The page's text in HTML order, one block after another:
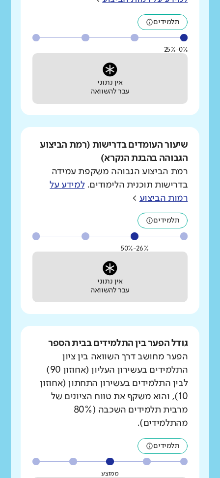
תלמידים
0%-25%
אין נתוני
עבר להשוואה
שיעור העומדים בדרישות (רמת הביצוע
הגבוהה בהבנת הנקרא)
רמת הביצוע הגבוהה משקפת עמידה
בדרישות תוכנית הלימודים.למידע על
רמות הביצוע >
תלמידים
26%-50%
אין נתוני
עבר להשוואה
גודל הפער בין התלמידים בבית הספר
הפער מחושב דרך השוואה בין ציון
התלמידים בעשירון העליון (אחוזון 90)
לבין התלמידים בעשירון התחתון (אחוזון
10), והוא משקף את טווח הציונים של
מרבית תלמידים השכבה (80%
מהתלמידים).
תלמידים
ממוצע